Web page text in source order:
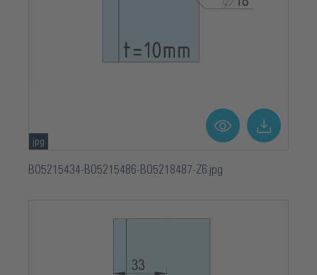
jpg
BO5215434-BO5215486-BO5218487-Z6.jpg